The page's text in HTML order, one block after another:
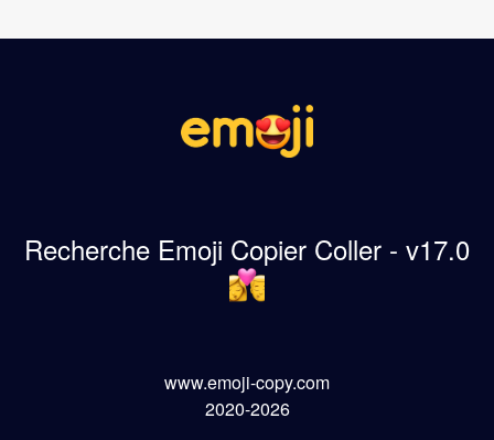
Recherche Emoji Copier Coller - v17.0
www.emoji-copy.com
2020-2026